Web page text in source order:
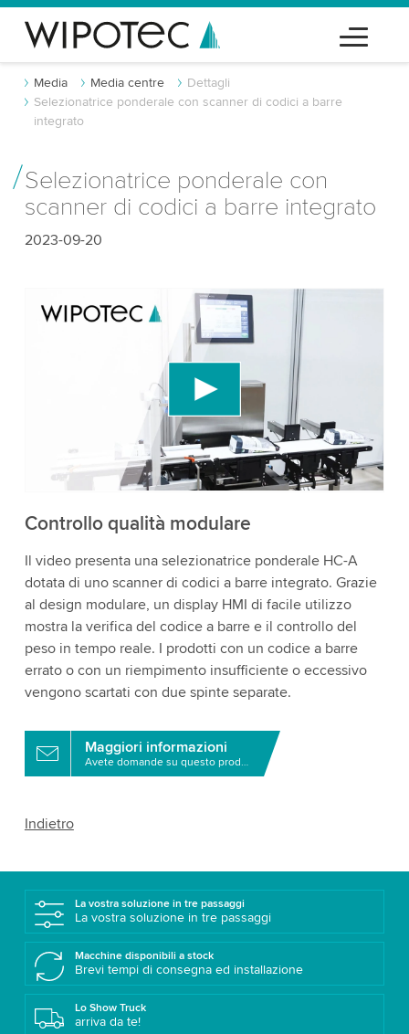
Media Media centre
Dettagli
Selezionatrice ponderale con scanner di codici a barre
integrato
Selezionatrice ponderale con
scanner di codici a barre integrato
2023-09-20
Abbiamo bisogno del tuo consenso per
caricare il servizio video di YouTube!
Utilizziamo un servizio di terze parti per
incorporare contenuti video che potrebbe
raccogliere dati sulla tua attività. Per favore, rivedi
i dettagli e accetta il servizio per guardare questo
video.
Controllo qualità modulare
Il video presenta una selezionatrice ponderale HC-A
dotata di uno scanner di codici a barre integrato. Grazie
al design modulare, un display HMI di facile utilizzo
mostra la verifica del codice a barre e il controllo del
peso in tempo reale. I prodotti con un codice a barre
errato o con un riempimento insufficiente o eccessivo
vengono scartati con due spinte separate.
Maggiori informazioni
Avete domande su questo prodotto?
Indietro
La vostra soluzione in tre passaggi
La vostra soluzione in tre passaggi
Macchine disponibili a stock
Brevi tempi di consegna ed installazione
Lo Show Truck
arriva da te!